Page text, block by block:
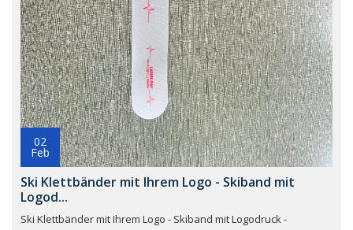
02
Feb
Ski Klettbänder mit Ihrem Logo - Skiband mit
Logod...
Ski Klettbänder mit Ihrem Logo - Skiband mit Logodruck -